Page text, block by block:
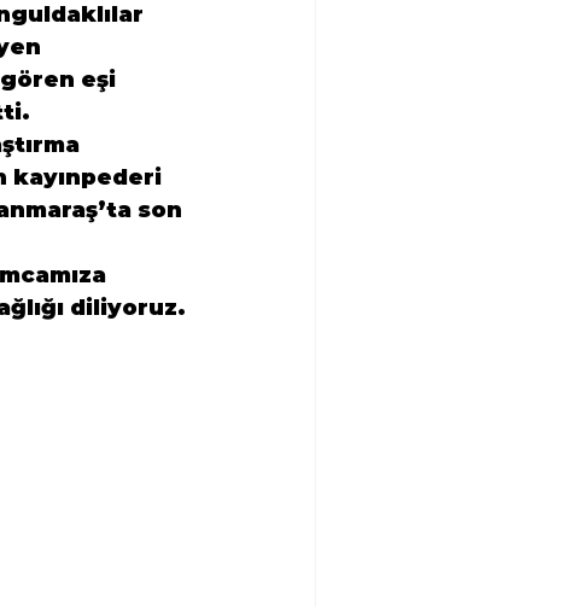
eşi
kayınpederi
’ta son
diliyoruz.